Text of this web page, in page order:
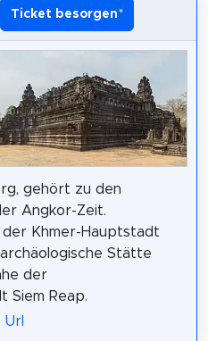
Ticket besorgen*
gehört zu den
Angkor-Zeit.
Khmer-Hauptstadt
Stätte
der
Siem Reap.
Url